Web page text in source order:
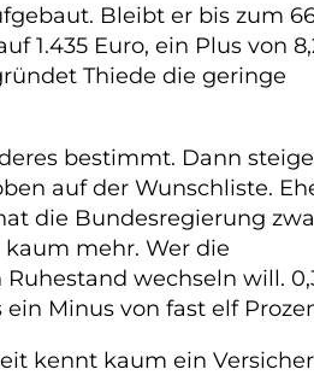
Bleibt er bis zum
1.435 Euro, ein Plus von
Thiede die geringe
bestimmt. Dann
auf der Wunschliste.
die Bundesregierung
mehr. Wer die
wechseln will.
Minus von fast elf
kennt kaum ein